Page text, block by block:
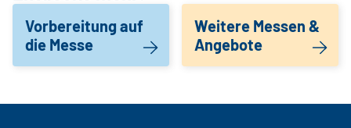
Vorbereitung auf
die Messe
Weitere Messen &
Angebote